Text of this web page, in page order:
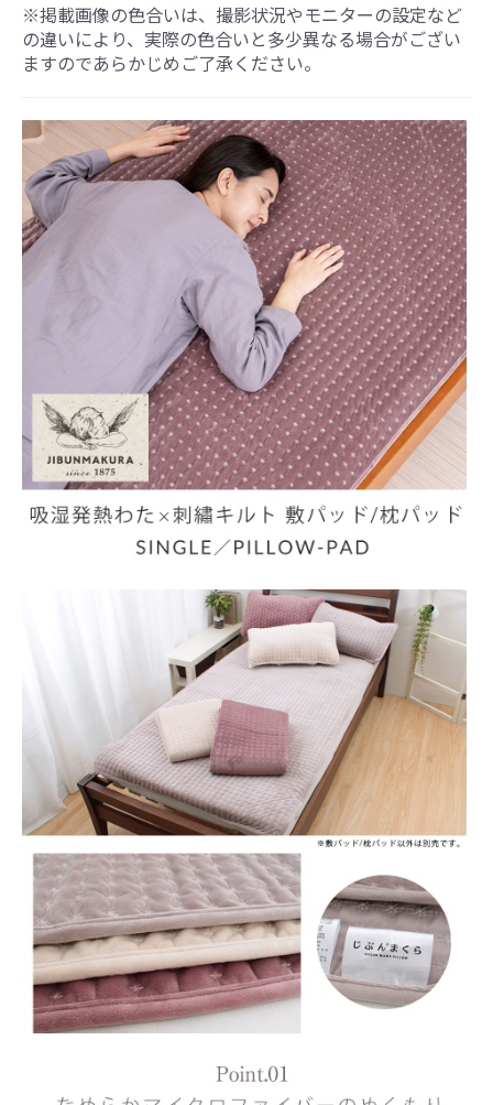
※掲載画像の色合いは、撮影状況やモニターの設定など
の違いにより、実際の色合いと多少異なる場合がござい
ますのであらかじめご了承ください。